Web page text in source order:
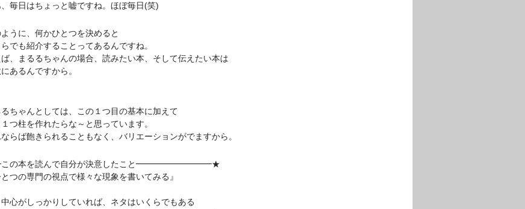
日はちょっと嘘ですね。ほぼ毎日(笑)
に、何かひとつを決めると
も紹介することってあるんですね。
まるるちゃんの場合、読みたい本、そして伝えたい本は
るんですから。
ゃんとしては、この１つ目の基本に加えて
柱を作れたらな～と思っています。
ば飽きられることもなく、バリエーションがでますから。
の本を読んで自分が決意したこと━━━━━━━━━★
つの専門の視点で様々な現象を書いてみる』
しっかりしていれば、ネタはいくらでもある